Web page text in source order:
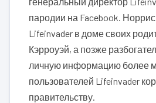
пародии на Facebook.
Lifeinvader в доме своих
Кэрроуэй, а позже
личную информацию более
пользователей Lifeinvader
правительству.